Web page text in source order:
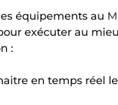
équipements au
exécuter au
:
en temps réel